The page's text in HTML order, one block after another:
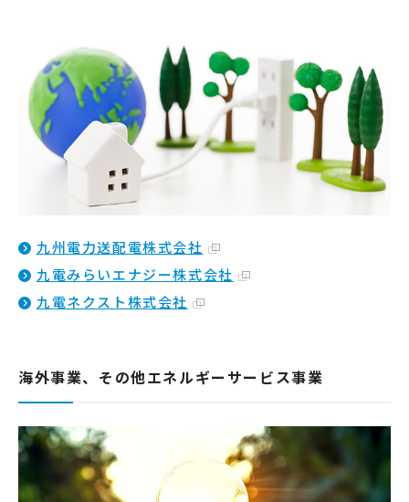
九州電力送配電株式会社
九電みらいエナジー株式会社
九電ネクスト株式会社
海外事業、その他エネルギーサービス事業